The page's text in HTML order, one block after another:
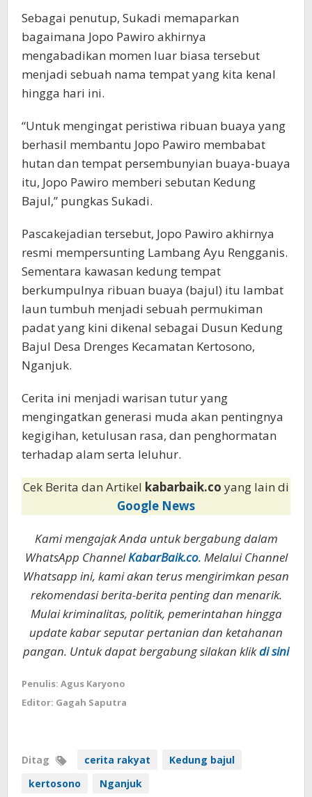
Sebagai penutup, Sukadi memaparkan
bagaimana Jopo Pawiro akhirnya
mengabadikan momen luar biasa tersebut
menjadi sebuah nama tempat yang kita kenal
hingga hari ini.
“Untuk mengingat peristiwa ribuan buaya yang
berhasil membantu Jopo Pawiro membabat
hutan dan tempat persembunyian buaya-buaya
itu, Jopo Pawiro memberi sebutan Kedung
Bajul,” pungkas Sukadi.
Pascakejadian tersebut, Jopo Pawiro akhirnya
resmi mempersunting Lambang Ayu Rengganis.
Sementara kawasan kedung tempat
berkumpulnya ribuan buaya (bajul) itu lambat
laun tumbuh menjadi sebuah permukiman
padat yang kini dikenal sebagai Dusun Kedung
Bajul Desa Drenges Kecamatan Kertosono,
Nganjuk.
Cerita ini menjadi warisan tutur yang
mengingatkan generasi muda akan pentingnya
kegigihan, ketulusan rasa, dan penghormatan
terhadap alam serta leluhur.
Cek Berita dan Artikel kabarbaik.co yang lain di
Google News
Kami mengajak Anda untuk bergabung dalam
WhatsApp ChannelKabarBaik.co. Melalui Channel
Whatsapp ini, kami akan terus mengirimkan pesan
rekomendasi berita-berita penting dan menarik.
Mulai kriminalitas, politik, pemerintahan hingga
update kabar seputar pertanian dan ketahanan
pangan. Untuk dapat bergabung silakan klikdi sini
Penulis: Agus Karyono
Editor: Gagah Saputra
Ditag cerita rakyat
Kedung bajul
kertosono
Nganjuk